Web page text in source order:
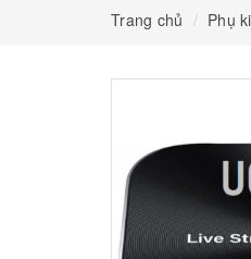
Trang chủ Phụ